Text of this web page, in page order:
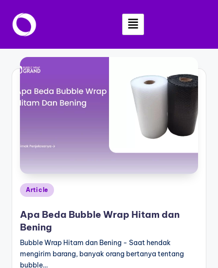
Skip
Article
Apa Beda Bubble Wrap Hitam dan
Bening
Bubble Wrap Hitam dan Bening - Saat hendak
mengirim barang, banyak orang bertanya tentang
bubble…